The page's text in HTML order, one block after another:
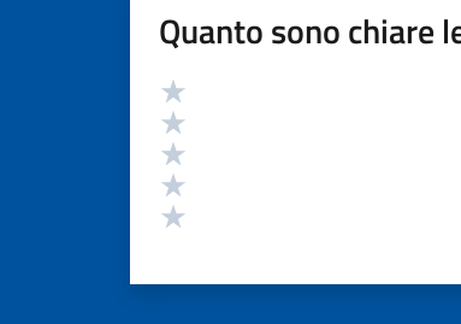
Quanto sono chiare
Valutazione